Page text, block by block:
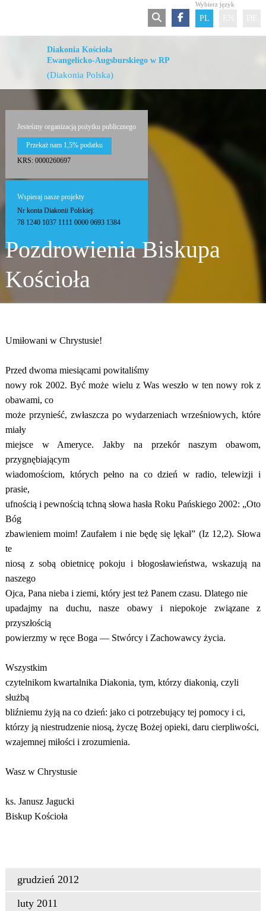
Wybierz język
PL
Diakonia Kościoła
Ewangelicko-Augsburskiego w RP
(Diakonia Polska)
Jesteśmy organizacją pożytku publicznego
Przekaż nam 1,5% podatku
KRS: 0000260697
Wspieraj nasze projekty
Nr konta Diakonii Polskiej:
78 1240 1037 1111 0000 0693 1384
Pozdrowienia Biskupa
Kościoła
Umiłowani w Chrystusie!
Przed dwoma miesiącami powitaliśmy
nowy rok 2002. Być może wielu z Was weszło w ten nowy rok z
obawami, co
może przynieść, zwłaszcza po wydarzeniach wrześniowych, które
miały
miejsce w Ameryce. Jakby na przekór naszym obawom,
przygnębiającym
wiadomościom, których pełno na co dzień w radio, telewizji i
prasie,
ufnością i pewnością tchną słowa hasła Roku Pańskiego 2002: „Oto
Bóg
zbawieniem moim! Zaufałem i nie będę się lękał” (Iz 12,2). Słowa
te
niosą z sobą obietnicę pokoju i błogosławieństwa, wskazują na
naszego
Ojca, Pana nieba i ziemi, który jest też Panem czasu. Dlatego nie
upadajmy na duchu, nasze obawy i niepokoje związane z
przyszłością
powierzmy w ręce Boga — Stwórcy i Zachowawcy życia.
Wszystkim
czytelnikom kwartalnika Diakonia, tym, którzy diakonią, czyli
służbą
bliźniemu żyją na co dzień: jako ci potrzebujący tej pomocy i ci,
którzy ją niestrudzenie niosą, życzę Bożej opieki, daru cierpliwości,
wzajemnej miłości i zrozumienia.
Wasz w Chrystusie
ks. Janusz Jagucki
Biskup Kościoła
grudzień 2012
luty 2011